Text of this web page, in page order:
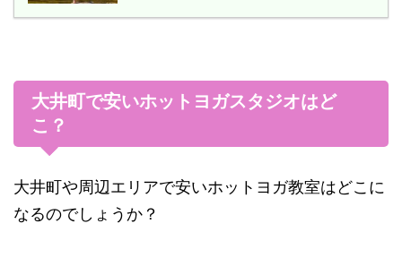
大井町で安いホットヨガスタジオはど
こ？
大井町や周辺エリアで安いホットヨガ教室はどこに
なるのでしょうか？